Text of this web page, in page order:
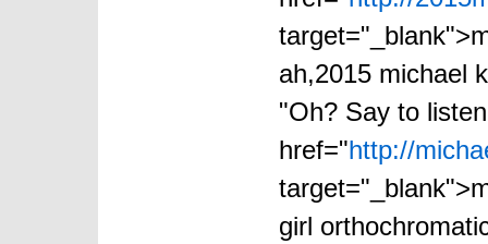
ah,2015 michael
"Oh? Say to
href="http://
girl